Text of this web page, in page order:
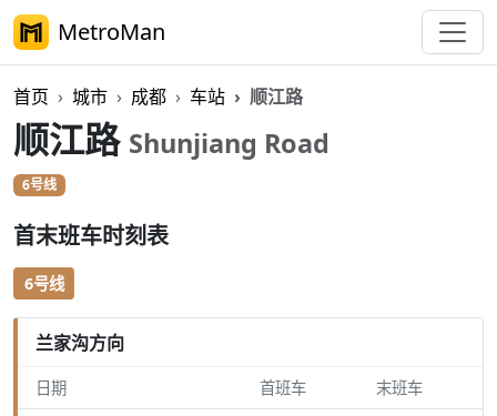
MetroMan
首页 城市 成都 车站 顺江路
顺江路 Shunjiang Road
6号线
首末班车时刻表
6号线
兰家沟方向
日期 首班车 末班车